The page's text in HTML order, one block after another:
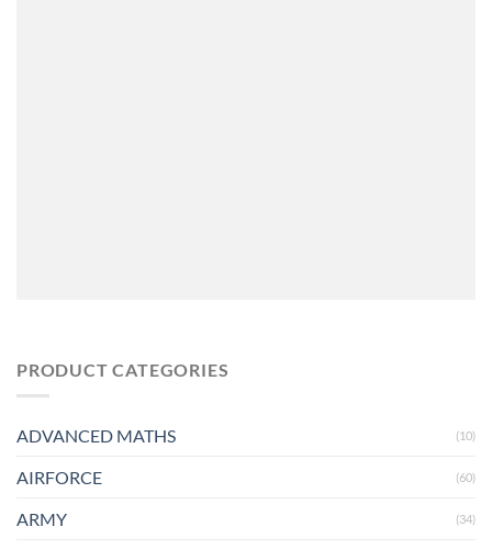
PRODUCT CATEGORIES
ADVANCED MATHS (10)
AIRFORCE (60)
ARMY (34)